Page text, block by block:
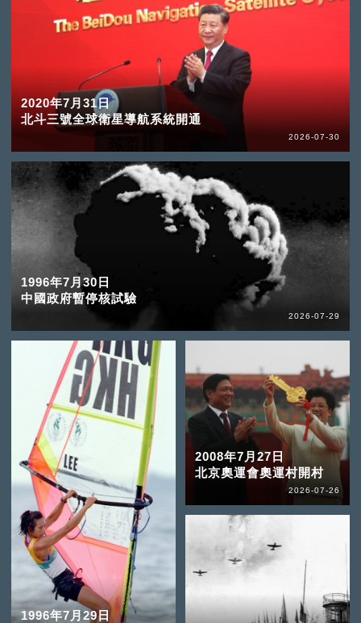
2020年7月31日
北斗三號全球衛星導航系統開通
2026-07-30
1996年7月30日
中國政府暫停核試驗
2026-07-29
1996年7月29日
2008年7月27日
北京奧運會奧運村開村
2026-07-26